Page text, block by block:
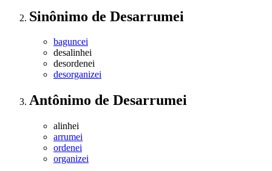
Sinônimo de Desarrumei
baguncei
desalinhei
desordenei
desorganizei
Antônimo de Desarrumei
alinhei
arrumei
ordenei
organizei